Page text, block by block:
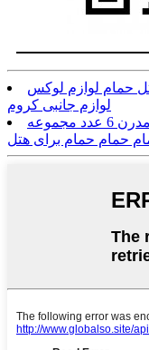
حمام لوازم لوکس
لوازم جانبی کروم
94900-تجهیزات بهداشتی قابل قبول مدرن 6 عدد مجموعه
حمام حمام برای هتل